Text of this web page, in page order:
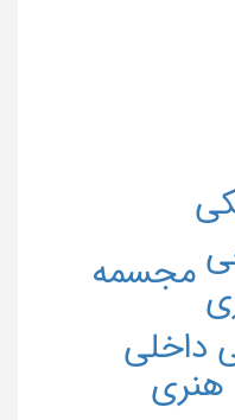
داخلی
مجسمه
هنری